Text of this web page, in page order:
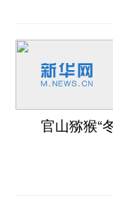
官山猕猴“